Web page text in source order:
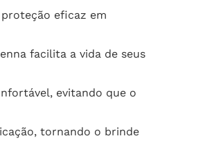
eficaz em
facilita a vida de seus
evitando que o
tornando o brinde